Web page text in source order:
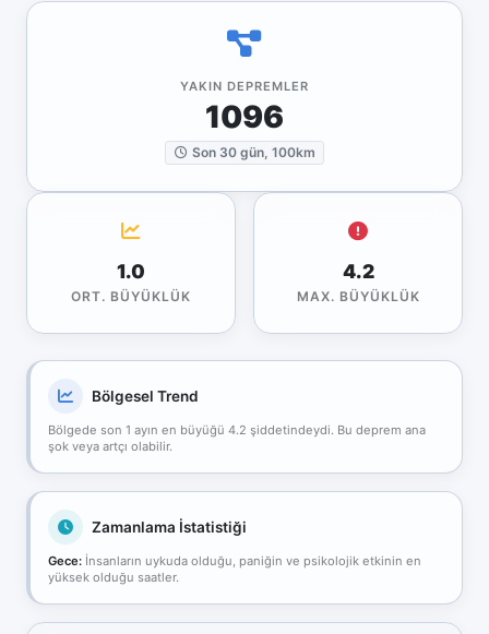
YAKIN DEPREMLER
1096
Son 30 gün, 100km
1.0
ORT. BÜYÜKLÜK
4.2
MAX. BÜYÜKLÜK
Bölgesel Trend
Bölgede son 1 ayın en büyüğü 4.2 şiddetindeydi. Bu deprem ana
şok veya artçı olabilir.
Zamanlama İstatistiği
Gece: İnsanların uykuda olduğu, paniğin ve psikolojik etkinin en
yüksek olduğu saatler.